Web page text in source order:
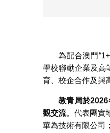
為配合澳門
學校聯動企業及高
育、校企合作及與
教青局於2026
觀交流。代表團實
華為技術有限公司